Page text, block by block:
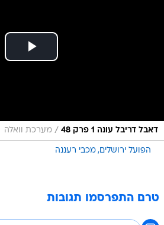
דאבל דריבל עונה 1 פרק 48 / מערכת וואלה
הפועל ירושלים מכבי רעננה
טרם התפרסמו תגובות